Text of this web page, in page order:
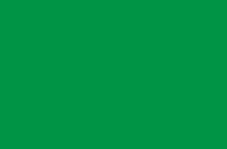
काठमाडौं ।
नेप्सेले शुक्रबार
१०.९३ प्रतिशत